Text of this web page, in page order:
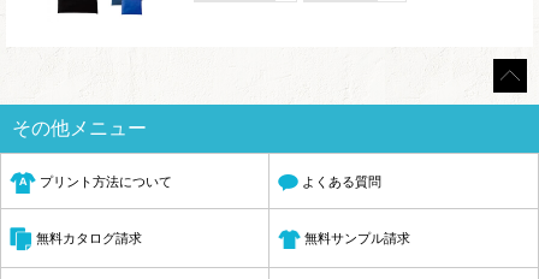
その他メニュー
プリント方法について よくある質問
無料カタログ請求 無料サンプル請求